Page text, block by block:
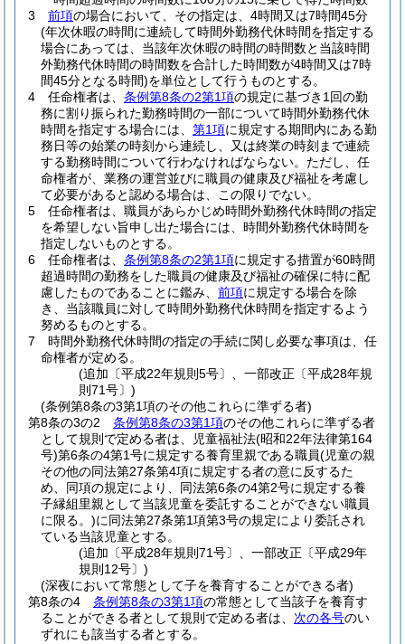
3
前項の場合において、その指定は、4時間又は7時間45分
(年次休暇の時間に連続して時間外勤務代休時間を指定する
場合にあっては、当該年次休暇の時間の時間数と当該時間
外勤務代休時間の時間数を合計した時間数が4時間又は7時
間45分となる時間)を単位として行うものとする。
4
任命権者は、 条例第8条の2第1項の規定に基づき1回の勤
務に割り振られた勤務時間の一部について時間外勤務代休
時間を指定する場合には、 第1項に規定する期間内にある勤
務日等の始業の時刻から連続し、又は終業の時刻まで連続
する勤務時間について行わなければならない。 ただし、任
命権者が、業務の運営並びに職員の健康及び福祉を考慮し
て必要があると認める場合は、この限りでない。
5
任命権者は、職員があらかじめ時間外勤務代休時間の指定
を希望しない旨申し出た場合には、時間外勤務代休時間を
指定しないものとする。
6
任命権者は、 条例第8条の2第1項に規定する措置が60時間
超過時間の勤務をした職員の健康及び福祉の確保に特に配
慮したものであることに鑑み、 前項に規定する場合を除
き、当該職員に対して時間外勤務代休時間を指定するよう
努めるものとする。
7
時間外勤務代休時間の指定の手続に関し必要な事項は、任
命権者が定める。
(追加〔平成22年規則5号〕、一部改正〔平成28年規
則71号〕)
(条例第8条の3第1項のその他これらに準ずる者)
第8条の3の2
条例第8条の3第1項のその他これらに準ずる者
として規則で定める者は、児童福祉法(昭和22年法律第164
号)第6条の4第1号に規定する養育里親である職員(児童の親
その他の同法第27条第4項に規定する者の意に反するた
め、同項の規定により、同法第6条の4第2号に規定する養
子縁組里親として当該児童を委託することができない職員
に限る。)に同法第27条第1項第3号の規定により委託され
ている当該児童とする。
(追加〔平成28年規則71号〕、一部改正〔平成29年
規則12号〕)
(深夜において常態として子を養育することができる者)
第8条の4
条例第8条の3第1項の常態として当該子を養育す
ることができる者として規則で定める者は、 次の各号のい
ずれにも該当する者とする。